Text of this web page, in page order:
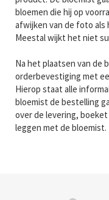
bloemen die hij op
afwijken van de foto als
Meestal wijkt het niet
Na het plaatsen van de
orderbevestiging met
Hierop staat alle
bloemist de bestelling
over de levering,
leggen met de bloemist.